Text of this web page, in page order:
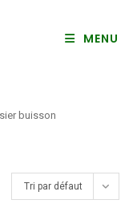
MENU
buisson
Tri par défaut